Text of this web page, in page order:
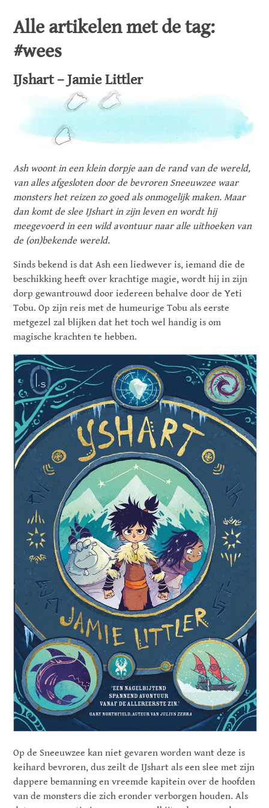
Alle artikelen met de tag:
#wees
IJshart – Jamie Littler
Ash woont in een klein dorpje aan de rand van de wereld,
van alles afgesloten door de bevroren Sneeuwzee waar
monsters het reizen zo goed als onmogelijk maken. Maar
dan komt de slee IJshart in zijn leven en wordt hij
meegevoerd in een wild avontuur naar alle uithoeken van
de (on)bekende wereld.
Sinds bekend is dat Ash een liedwever is, iemand die de
beschikking heeft over krachtige magie, wordt hij in zijn
dorp gewantrouwd door iedereen behalve door de Yeti
Tobu. Op zijn reis met de humeurige Tobu als eerste
metgezel zal blijken dat het toch wel handig is om
magische krachten te hebben.
Op de Sneeuwzee kan niet gevaren worden want deze is
keihard bevroren, dus zeilt de IJshart als een slee met zijn
dappere bemanning en vreemde kapitein over de hoofden
van de monsters die zich eronder verborgen houden. Als